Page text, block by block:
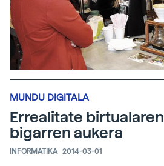
MUNDU DIGITALA
Errealitate birtualaren
bigarren aukera
INFORMATIKA 2014-03-01